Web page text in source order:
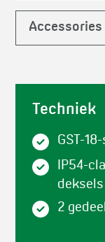
Accessories
Techniek
GST-
IP54-
deksels
2